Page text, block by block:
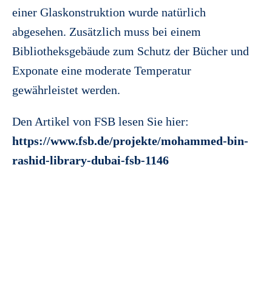
einer Glaskonstruktion wurde natürlich
abgesehen. Zusätzlich muss bei einem
Bibliotheksgebäude zum Schutz der Bücher und
Exponate eine moderate Temperatur
gewährleistet werden.
Den Artikel von FSB lesen Sie hier:
https://www.fsb.de/projekte/mohammed-bin-
rashid-library-dubai-fsb-1146